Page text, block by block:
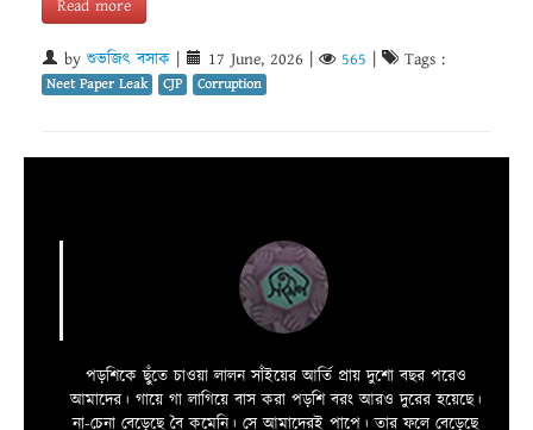
Read more
by শুভজিৎ বসাক 17 June, 2026 565 Tags :
Neet Paper Leak CJP Corruption
পড়শিকে ছুঁতে চাওয়া লালন সাঁইয়ের আর্তি প্রায় দুশো বছর পরেও
আমাদের। গায়ে গা লাগিয়ে বাস করা পড়শি বরং আরও দুরের হয়েছে।
না-চেনা বেড়েছে বৈ কমেনি। সে আমাদেরই পাপে। তার ফলে বেড়েছে